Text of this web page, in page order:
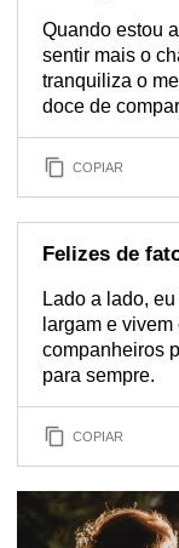
Quando estou
sentir mais o
tranquiliza o
doce de
COPIAR
Felizes de
Lado a lado,
largam e
companheiros
para sempre.
COPIAR